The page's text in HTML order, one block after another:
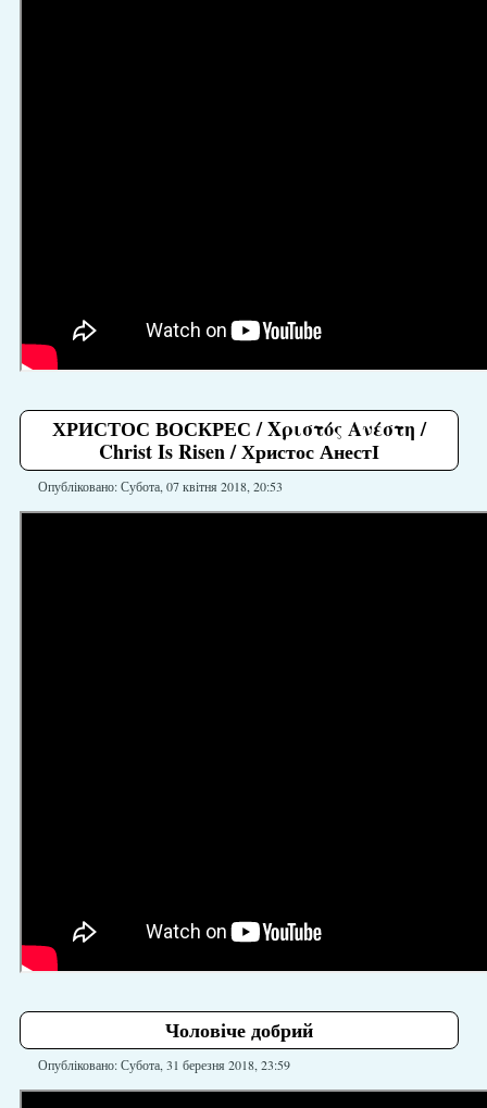
ХРИСТОС ВОСКРЕС / Χριστός Ανέστη /
Christ Is Risen / Христос АнестІ
Опубліковано: Субота, 07 квітня 2018, 20:53
Чоловіче добрий
Опубліковано: Субота, 31 березня 2018, 23:59